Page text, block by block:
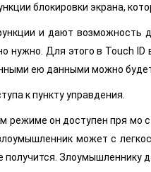
блокировки экрана,
и дают возможность
нужно. Для этого в Touch
ею данными можно
к пункту управдения.
режиме он доступен пря мо
может с
получится. Злоумышленнику